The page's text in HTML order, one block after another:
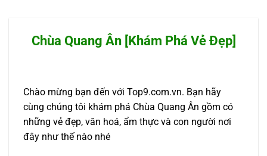
Chùa Quang Ân [Khám Phá Vẻ Đẹp]
Chào mừng bạn đến với Top9.com.vn. Bạn hãy
cùng chúng tôi khám phá Chùa Quang Ân gồm có
những vẻ đẹp, văn hoá, ẩm thực và con người nơi
đây như thế nào nhé